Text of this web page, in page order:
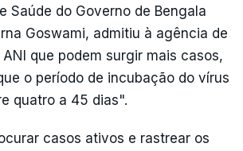
Saúde do Governo de Bengala
Goswami, admitiu à agência de
que podem surgir mais casos,
o período de incubação do vírus
quatro a 45 dias".
casos ativos e rastrear os